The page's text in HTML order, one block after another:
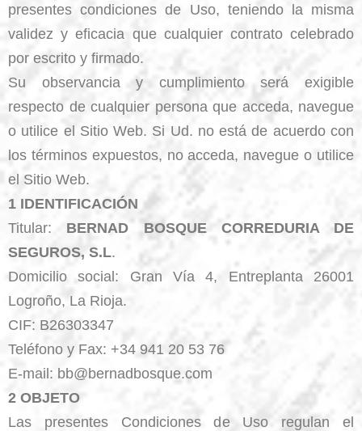
presentes condiciones de Uso, teniendo la misma
validez y eficacia que cualquier contrato celebrado
por escrito y firmado.
Su observancia y cumplimiento será exigible
respecto de cualquier persona que acceda, navegue
o utilice el Sitio Web. Si Ud. no está de acuerdo con
los términos expuestos, no acceda, navegue o utilice
el Sitio Web.
1 IDENTIFICACIÓN
Titular: BERNAD BOSQUE CORREDURIA DE
SEGUROS, S.L.
Domicilio social: Gran Vía 4, Entreplanta 26001
Logroño, La Rioja.
CIF: B26303347
Teléfono y Fax: +34 941 20 53 76
E-mail: bb@bernadbosque.com
2 OBJETO
Las presentes Condiciones de Uso regulan el